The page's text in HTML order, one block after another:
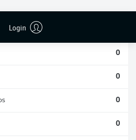
Login
0
0
0
0